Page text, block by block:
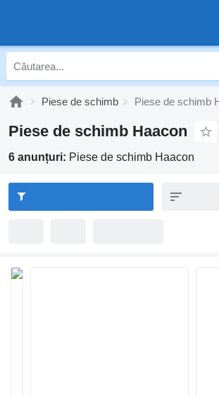
Piese de schimb Piese de schimb
Piese de schimb Haacon
6 anunțuri: Piese de schimb Haacon